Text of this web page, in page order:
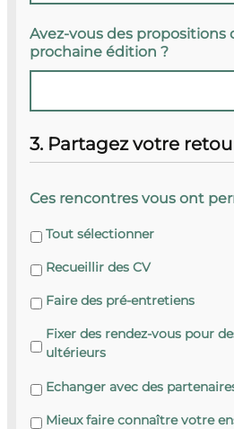
Avez-vous des propositions
prochaine édition ?
3. Partagez votre
Ces rencontres vous ont
Tout sélectionner
Recueillir des CV
Faire des pré-entretiens
Fixer des rendez-vous pour
ultérieurs
Echanger avec des
Mieux faire connaître votre